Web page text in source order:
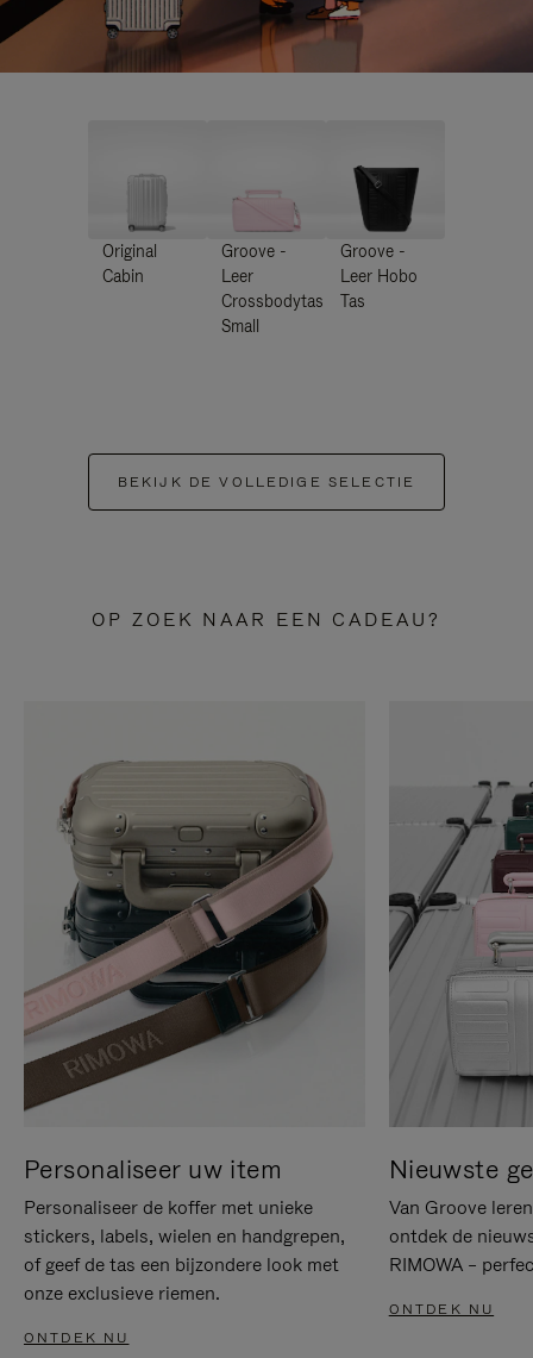
Original
Cabin
Groove -
Leer
Crossbodytas
Small
Groove -
Leer Hobo
Tas
BEKIJK DE VOLLEDIGE SELECTIE
OP ZOEK NAAR EEN CADEAU?
Personaliseer uw item
Personaliseer de koffer met unieke
stickers, labels, wielen en handgrepen,
of geef de tas een bijzondere look met
onze exclusieve riemen.
ONTDEK NU
Nieuwste
Van Groove
ontdek de
RIMOWA –
ONTDEK NU